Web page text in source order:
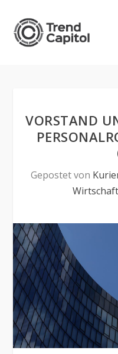
VORSTAND
Gepostet von
Wirtschaft